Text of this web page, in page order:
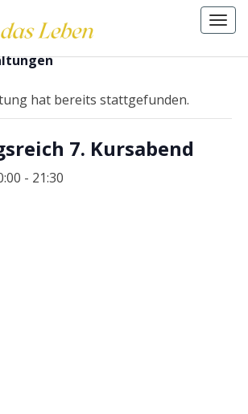
hat bereits stattgefunden.
7. Kursabend
- 21:30